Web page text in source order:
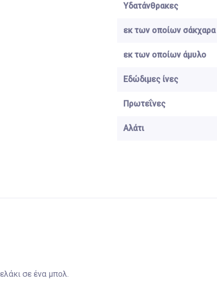
Υδατάνθρακες
εκ των οποίων σάκχαρα
εκ των οποίων άμυλο
Εδώδιμες ίνες
Πρωτεΐνες
Αλάτι
σε ένα μπολ.